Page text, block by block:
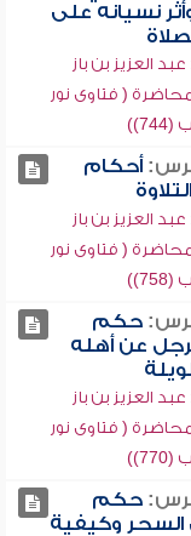
نسيانه على
عبد العزيز بن باز
( فتاوى نور
أحكام
عبد العزيز بن باز
( فتاوى نور
حكم
عن أهله
عبد العزيز بن باز
( فتاوى نور
حكم
وكيفية